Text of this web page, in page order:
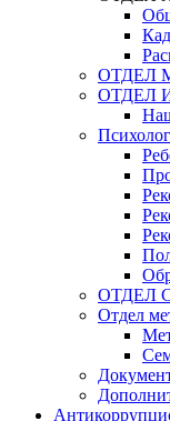
ОТДЕЛ
ОТДЕЛ
ОТДЕЛ
Отдел